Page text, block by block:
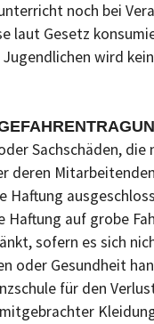
noch bei
laut Gesetz
wird
Sachschäden, die
deren
Haftung
Haftung auf grobe
sofern es sich
oder Gesundheit
für den